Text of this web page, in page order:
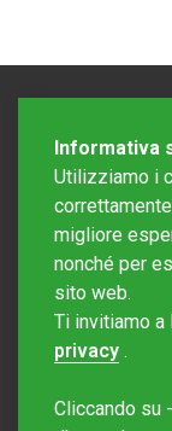
Informativa
Utilizziamo i
migliore
nonché per
sito web.
Ti invitiamo a
privacy .
Cliccando su -